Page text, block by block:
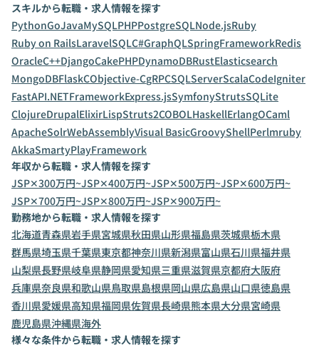
スキルから転職・求人情報を探す
PythonGoJavaMySQLPHPPostgreSQLNode.jsRuby
Ruby on RailsLaravelSQLC#GraphQLSpringFrameworkRedis
OracleC++DjangoCakePHPDynamoDBRustElasticsearch
MongoDBFlaskCObjective-CgRPCSQLServerScalaCodeIgniter
FastAPI.NETFrameworkExpress.jsSymfonyStrutsSQLite
ClojureDrupalElixirLispStruts2COBOLHaskellErlangOCaml
ApacheSolrWebAssemblyVisual BasicGroovyShellPerlmruby
AkkaSmartyPlayFramework
年収から転職・求人情報を探す
JSP✕300万円~JSP✕400万円~JSP✕500万円~JSP✕600万円~
JSP✕700万円~JSP✕800万円~JSP✕900万円~
勤務地から転職・求人情報を探す
北海道青森県岩手県宮城県秋田県山形県福島県茨城県栃木県
群馬県埼玉県千葉県東京都神奈川県新潟県富山県石川県福井県
山梨県長野県岐阜県静岡県愛知県三重県滋賀県京都府大阪府
兵庫県奈良県和歌山県鳥取県島根県岡山県広島県山口県徳島県
香川県愛媛県高知県福岡県佐賀県長崎県熊本県大分県宮崎県
鹿児島県沖縄県海外
様々な条件から転職・求人情報を探す